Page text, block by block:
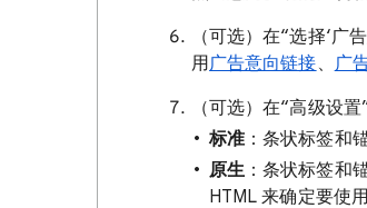
（可选）在“选择‘
用广告意向链接、 广
（可选）在“高级设
标准 ：条状标签和
原生 ：条状标签和
HTML 来确定要使